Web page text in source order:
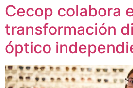
Cecop colabora
transformación
óptico